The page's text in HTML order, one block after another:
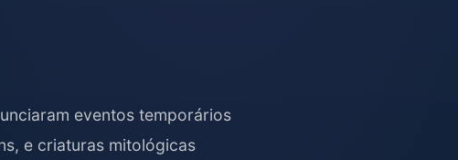
eventos temporários
e criaturas mitológicas